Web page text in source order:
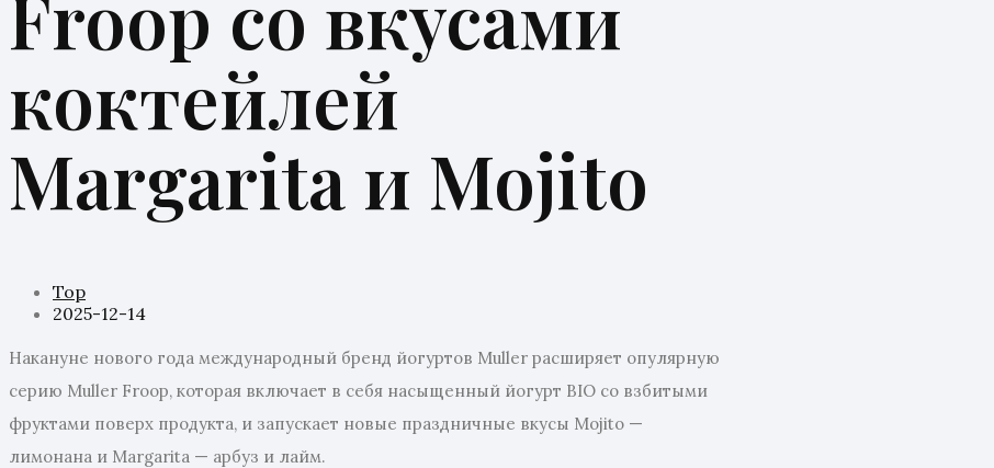
коктейлей
Margarita и Mojito
Top
2025-12-14
Накануне нового года международный бренд йогуртов Muller расширяет опулярную
серию Muller Froop, которая включает в себя насыщенный йогурт BIO со взбитыми
фруктами поверх продукта, и запускает новые праздничные вкусы Mojito —
лимонана и Margarita — арбуз и лайм.